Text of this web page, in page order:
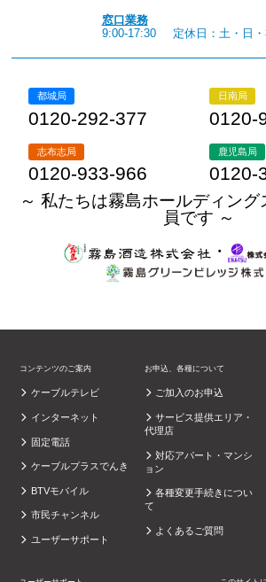
窓口業務
9:00-17:30
定休日：土・日・
都城局
0120-292-377
日南局
0120-
志布志局
0120-933-966
鹿児島局
0120-
～ 私たちは霧島ホールディン
員です ～
・
コンテンツのご案内
ケーブルテレビ
インターネット
固定電話
ケーブルプラスでんき
BTVモバイル
市民チャンネル
ユーザーサポート
お申込、各種について
ご加入のお申込
サービス提供エリア・
代理店
対応アパート・マンシ
ョン
各種変更手続きについ
て
よくあるご質問